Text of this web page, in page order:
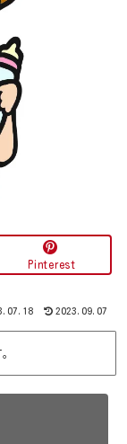
Pinterest
2023.09.07